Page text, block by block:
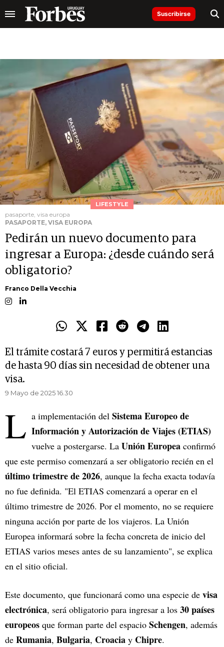
Suscribirse
LIFESTYLE
pasaporte, visa europa
PASAPORTE, VISA EUROPA
Pedirán un nuevo documento para
ingresar a Europa: ¿desde cuándo será
obligatorio?
Franco Della Vecchia
El trámite costará 7 euros y permitirá estancias
de hasta 90 días sin necesidad de obtener una
visa.
9 Mayo de 2025 16.30
L a implementación del Sistema Europeo de
Información y Autorización de Viajes (ETIAS)
vuelve a postergarse. La Unión Europea confirmó
que este permiso comenzará a ser obligatorio recién en el
último trimestre de 2026, aunque la fecha exacta todavía
no fue definida. "El ETIAS comenzará a operar en el
último trimestre de 2026. Por el momento, no se requiere
ninguna acción por parte de los viajeros. La Unión
Europea informará sobre la fecha concreta de inicio del
ETIAS varios meses antes de su lanzamiento", se explica
en el sitio oficial.
Este documento, que funcionará como una especie de visa
electrónica, será obligatorio para ingresar a los 30 países
europeos que forman parte del espacio Schengen, además
de Rumania, Bulgaria, Croacia y Chipre.